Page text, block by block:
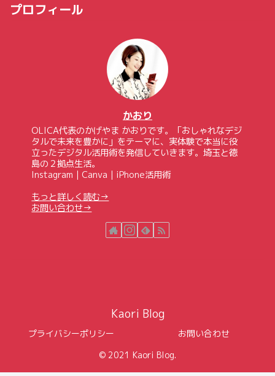
プロフィール
かおり
OLICA代表のかげやま かおりです。「おしゃれなデジ
タルで未来を豊かに」をテーマに、実体験で本当に役
立ったデジタル活用術を発信していきます。埼玉と徳
島の２拠点生活。
Instagram｜Canva｜iPhone活用術
もっと詳しく読む→
お問い合わせ→
Kaori Blog
プライバシーポリシー
お問い合わせ
© 2021 Kaori Blog.